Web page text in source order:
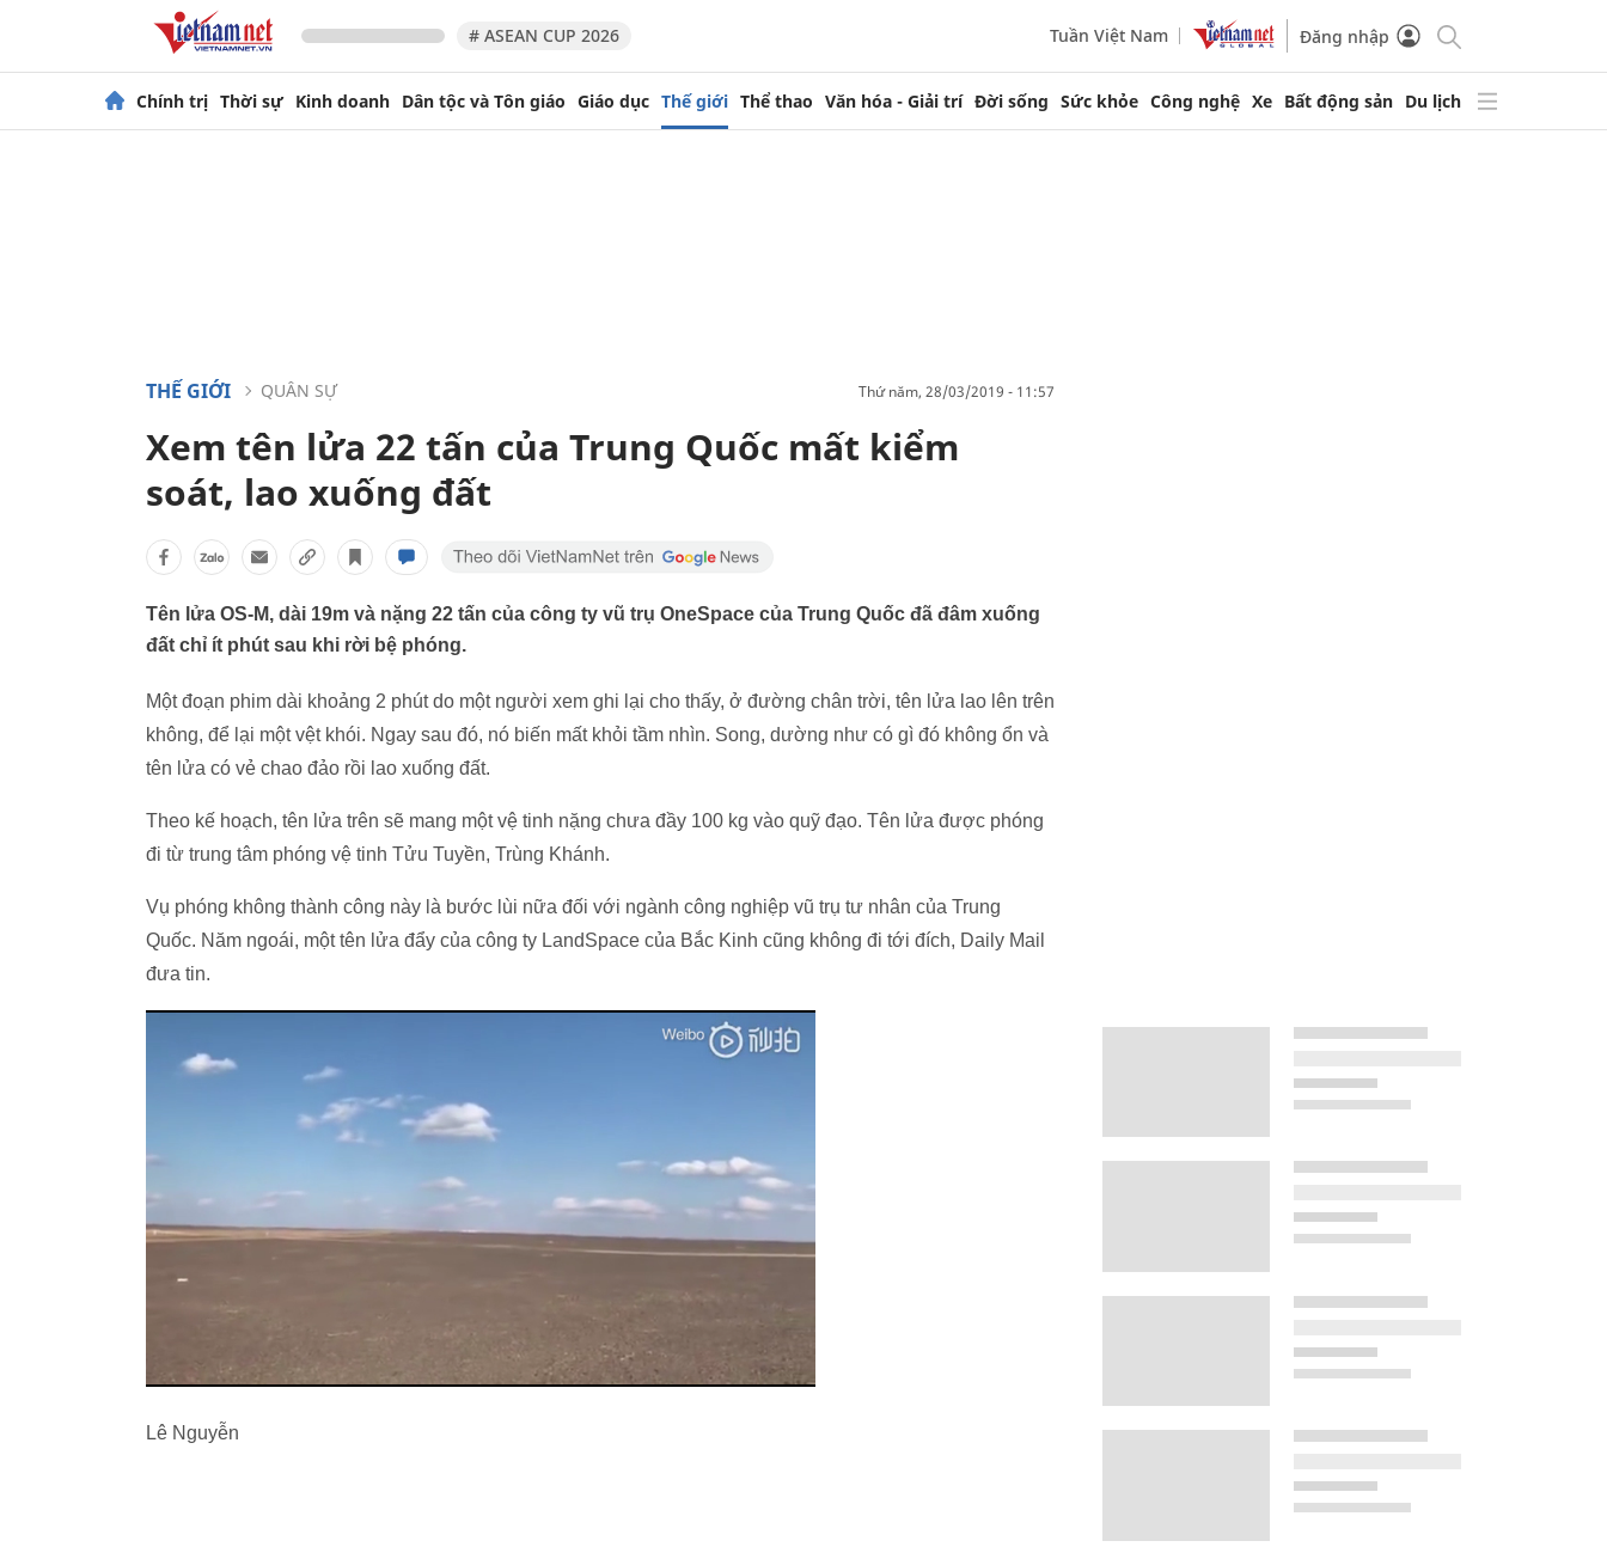
# ASEAN CUP 2026 Tuần Việt Nam Đăng nhập
Chính trị Thời sự Kinh doanh Dân tộc và Tôn giáo Giáo dục Thế giới Thể thao Văn hóa - Giải trí Đời sống Sức khỏe Công nghệ Xe Bất động sản Du lịch
THẾ GIỚI QUÂN SỰ thứ năm, 28/03/2019 - 11:57
Xem tên lửa 22 tấn của Trung Quốc mất kiểm
soát, lao xuống đất
Tên lửa OS-M, dài 19m và nặng 22 tấn của công ty vũ trụ OneSpace của Trung Quốc đã đâm xuống
đất chỉ ít phút sau khi rời bệ phóng.
Một đoạn phim dài khoảng 2 phút do một người xem ghi lại cho thấy, ở đường chân trời, tên lửa lao lên trên
không, để lại một vệt khói. Ngay sau đó, nó biến mất khỏi tầm nhìn. Song, dường như có gì đó không ổn và
tên lửa có vẻ chao đảo rồi lao xuống đất.
Theo kế hoạch, tên lửa trên sẽ mang một vệ tinh nặng chưa đầy 100 kg vào quỹ đạo. Tên lửa được phóng
đi từ trung tâm phóng vệ tinh Tửu Tuyền, Trùng Khánh.
Vụ phóng không thành công này là bước lùi nữa đối với ngành công nghiệp vũ trụ tư nhân của Trung
Quốc. Năm ngoái, một tên lửa đẩy của công ty LandSpace của Bắc Kinh cũng không đi tới đích, Daily Mail
đưa tin.
Lê Nguyễn